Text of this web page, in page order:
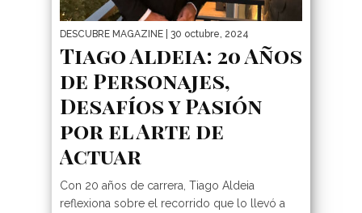
DESCUBRE MAGAZINE | 30 octubre, 2024
Tiago Aldeia: 20 Años
de Personajes,
Desafíos y Pasión
por el Arte de
Actuar
Con 20 años de carrera, Tiago Aldeia
reflexiona sobre el recorrido que lo llevó a